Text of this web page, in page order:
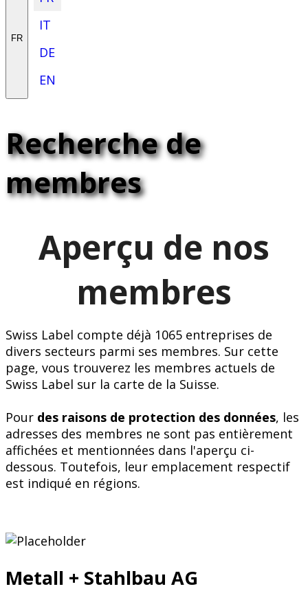
FR
IT
DE
EN
Recherche de
membres
Aperçu de nos
membres
Swiss Label compte déjà 1065 entreprises de
divers secteurs parmi ses membres. Sur cette
page, vous trouverez les membres actuels de
Swiss Label sur la carte de la Suisse.
Pour des raisons de protection des données, les
adresses des membres ne sont pas entièrement
affichées et mentionnées dans l'aperçu ci-
dessous. Toutefois, leur emplacement respectif
est indiqué en régions.
Metall + Stahlbau AG